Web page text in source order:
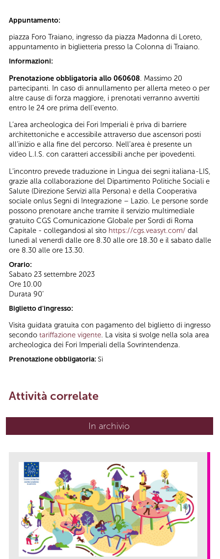
Appuntamento:
piazza Foro Traiano, ingresso da piazza Madonna di Loreto,
appuntamento in biglietteria presso la Colonna di Traiano.
Informazioni:
Prenotazione obbligatoria allo 060608. Massimo 20
partecipanti. In caso di annullamento per allerta meteo o per
altre cause di forza maggiore, i prenotati verranno avvertiti
entro le 24 ore prima dell'evento.
L’area archeologica dei Fori Imperiali è priva di barriere
architettoniche e accessibile attraverso due ascensori posti
all’inizio e alla fine del percorso. Nell’area è presente un
video L.I.S. con caratteri accessibili anche per ipovedenti.
L’incontro prevede traduzione in Lingua dei segni italiana-LIS,
grazie alla collaborazione del Dipartimento Politiche Sociali e
Salute (Direzione Servizi alla Persona) e della Cooperativa
sociale onlus Segni di Integrazione – Lazio. Le persone sorde
possono prenotare anche tramite il servizio multimediale
gratuito CGS Comunicazione Globale per Sordi di Roma
Capitale - collegandosi al sito https://cgs.veasyt.com/ dal
lunedì al venerdì dalle ore 8.30 alle ore 18.30 e il sabato dalle
ore 8.30 alle ore 13.30.
Orario:
Sabato 23 settembre 2023
Ore 10.00
Durata 90’
Biglietto d'ingresso:
Visita guidata gratuita con pagamento del biglietto di ingresso
secondo tariffazione vigente. La visita si svolge nella sola area
archeologica dei Fori Imperiali della Sovrintendenza.
Prenotazione obbligatoria: Sì
Attività correlate
In archivio